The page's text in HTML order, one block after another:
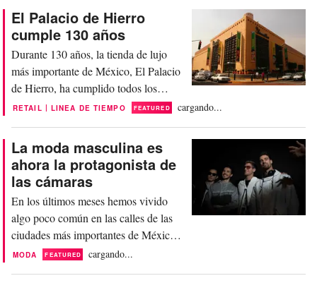
han hecho de la moda un factor
importante dentro de la economía del
país; plataformas que gracias a ellas, la
moda mexicana...
El Palacio de Hierro
cumple 130 años
Durante 130 años, la tienda de lujo
más importante de México, El Palacio
de Hierro, ha cumplido todos los
sueños de los amantes de la moda y el
poder en el sector del retail en México,
también, es una de las pocas tiendas
que ha logrado lo innimaginable: traer
el verdadero...
RETAIL | LINEA DE TIEMPO FEATURED cargando...
La moda masculina es
ahora la protagonista de
las cámaras
En los últimos meses hemos vivido
algo poco común en las calles de las
ciudades más importantes de México,
y esto es un nuevo estilo masculino
MODA FEATURED cargando...